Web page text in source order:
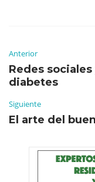
Anterior
Redes
diabetes
Siguiente
El arte del